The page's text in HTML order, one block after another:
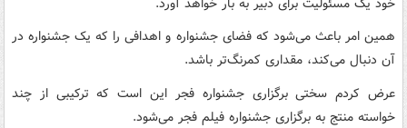
همین امر باعث می‌شود که فضای جشنواره و اهدافی را که یک جشنواره در
آن دنبال می‌کند، مقداری کمرنگ‌تر باشد.
عرض کردم سختی برگزاری جشنواره فجر این است که ترکیبی از چند
خواسته منتج به برگزاری جشنواره فیلم فجر می‌شود.